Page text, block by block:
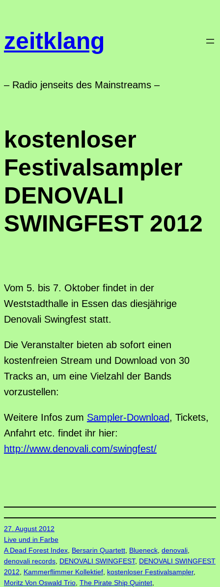
springen
zeitklang
– Radio jenseits des Mainstreams –
kostenloser
Festivalsampler
DENOVALI
SWINGFEST 2012
Vom 5. bis 7. Oktober findet in der
Weststadthalle in Essen das diesjährige
Denovali Swingfest statt.
Die Veranstalter bieten ab sofort einen
kostenfreien Stream und Download von 30
Tracks an, um eine Vielzahl der Bands
vorzustellen:
Weitere Infos zum Sampler-Download, Tickets,
Anfahrt etc. findet ihr hier:
http://www.denovali.com/swingfest/
27. August 2012
Live und in Farbe
A Dead Forest Index Bersarin Quartett Blueneck denovali
denovali records DENOVALI SWINGFEST, DENOVALI SWINGFEST
2012
Kammerflimmer Kollektief kostenloser Festivalsampler
Moritz Von Oswald Trio The Pirate Ship Quintet